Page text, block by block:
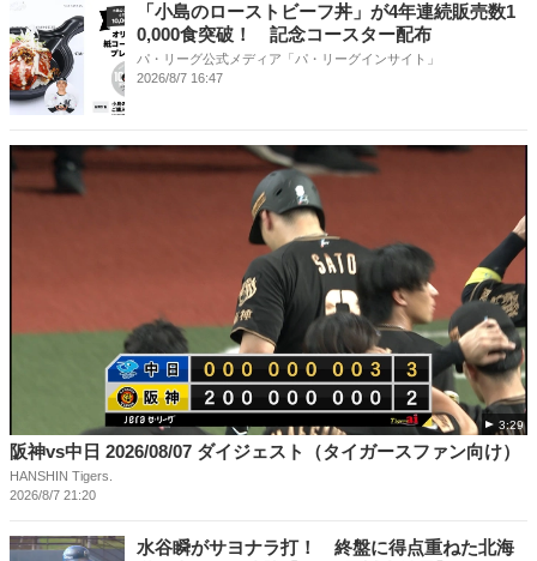
「小島のローストビーフ丼」が4年連続販売数1
0,000食突破！ 記念コースター配布
パ・リーグ公式メディア「パ・リーグインサイト」
2026/8/7 16:47
3:29
阪神vs中日 2026/08/07 ダイジェスト（タイガースファン向け）
HANSHIN Tigers.
2026/8/7 21:20
水谷瞬がサヨナラ打！ 終盤に得点重ねた北海